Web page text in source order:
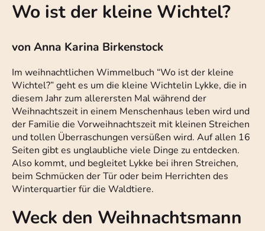
Wo ist der kleine Wichtel?
von Anna Karina Birkenstock
Im weihnachtlichen Wimmelbuch “Wo ist der kleine
Wichtel?” geht es um die kleine Wichtelin Lykke, die in
diesem Jahr zum allerersten Mal während der
Weihnachtszeit in einem Menschenhaus leben wird und
der Familie die Vorweihnachtszeit mit kleinen Streichen
und tollen Überraschungen versüßen wird. Auf allen 16
Seiten gibt es unglaubliche viele Dinge zu entdecken.
Also kommt, und begleitet Lykke bei ihren Streichen,
beim Schmücken der Tür oder beim Herrichten des
Winterquartier für die Waldtiere.
Weck den Weihnachtsmann